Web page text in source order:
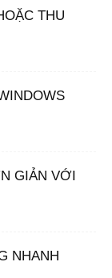
THU
GIẢN VỚI
NHANH